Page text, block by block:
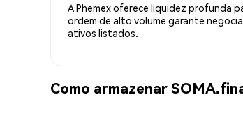
A Phemex oferece liquidez profunda
ordem de alto volume garante
ativos listados.
Como armazenar